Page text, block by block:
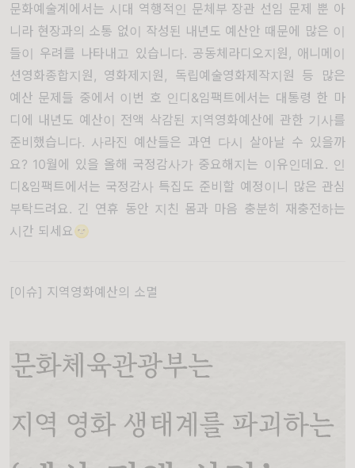
문화예술계에서는 시대 역행적인 문체부 장관 선임 문제 뿐 아
니라 현장과의 소통 없이 작성된 내년도 예산안 때문에 많은 이
들이 우려를 나타내고 있습니다. 공동체라디오지원, 애니메이
션영화종합지원, 영화제지원, 독립예술영화제작지원 등 많은
예산 문제들 중에서 이번 호 인디&임팩트에서는 대통령 한 마
디에 내년도 예산이 전액 삭감된 지역영화예산에 관한 기사를
준비했습니다. 사라진 예산들은 과연 다시 살아날 수 있을까
요? 10월에 있을 올해 국정감사가 중요해지는 이유인데요. 인
디&임팩트에서는 국정감사 특집도 준비할 예정이니 많은 관심
부탁드려요. 긴 연휴 동안 지친 몸과 마음 충분히 재충전하는
시간 되세요🌝
[이슈] 지역영화예산의 소멸